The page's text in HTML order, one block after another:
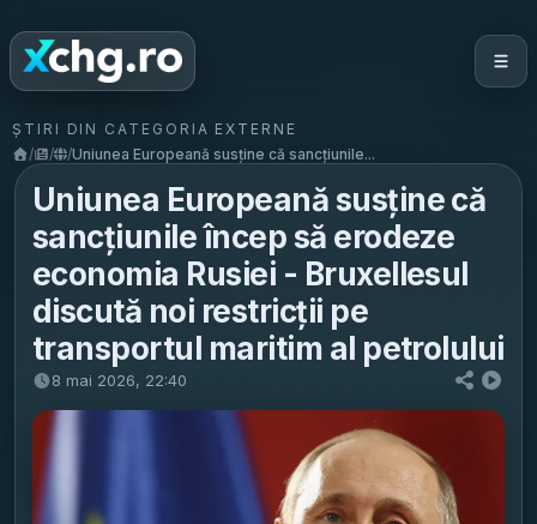
ȘTIRI DIN CATEGORIA EXTERNE
/
/ /Uniunea Europeană susține că sancțiunile...
Uniunea Europeană susține că
sancțiunile încep să erodeze
economia Rusiei - Bruxellesul
discută noi restricții pe
transportul maritim al petrolului
8 mai 2026, 22:40